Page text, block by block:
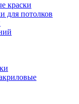
краски
для потолков